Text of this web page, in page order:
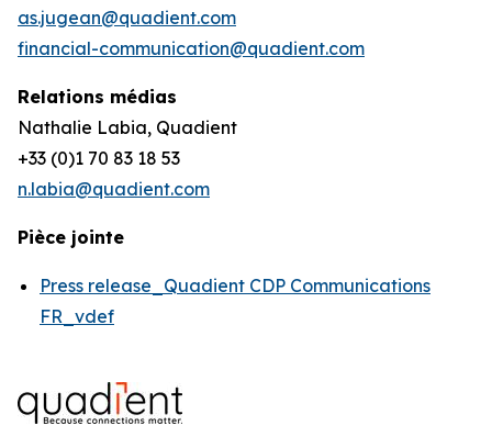
as.jugean@quadient.com
financial-communication@quadient.com
Relations médias
Nathalie Labia, Quadient
+33 (0)1 70 83 18 53
n.labia@quadient.com
Pièce jointe
Press release_Quadient CDP Communications
FR_vdef